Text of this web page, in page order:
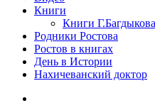
Книги
Книги
Родники Ростова
Ростов в книгах
День в Истории
Нахичеванский доктор